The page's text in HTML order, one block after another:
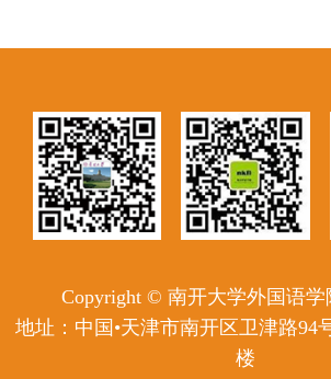
Copyright © 南开大学外国语
地址：中国•天津市南开区卫津路94
楼